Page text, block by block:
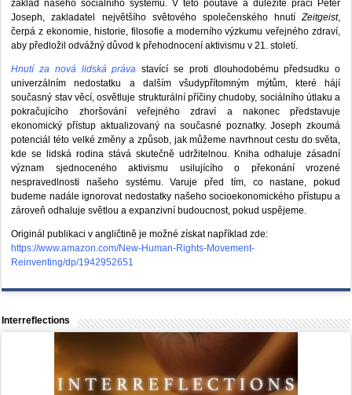
základ našeho sociálního systému. V této poutavé a důležité práci Peter
Joseph, zakladatel největšího světového společenského hnutíZeitgeist,
čerpá z ekonomie, historie, filosofie a moderního výzkumu veřejného zdraví,
aby předložil odvážný důvod k přehodnocení aktivismu v 21. století.
Hnutí za nová lidská práva stavící se proti dlouhodobému předsudku o
univerzálním nedostatku a dalším všudypřítomným mýtům, které hájí
současný stav věcí, osvětluje strukturální příčiny chudoby, sociálního útlaku a
pokračujícího zhoršování veřejného zdraví a nakonec představuje
ekonomický přístup aktualizovaný na současné poznatky. Joseph zkoumá
potenciál této velké změny a způsob, jak můžeme navrhnout cestu do světa,
kde se lidská rodina stává skutečně udržitelnou. Kniha odhaluje zásadní
význam sjednoceného aktivismu usilujícího o překonání vrozené
nespravedlnosti našeho systému. Varuje před tím, co nastane, pokud
budeme nadále ignorovat nedostatky našeho socioekonomického přístupu a
zároveň odhaluje světlou a expanzivní budoucnost, pokud uspějeme.
Originál publikaci v angličtině je možné získat například zde:
https://www.amazon.com/New-Human-Rights-Movement-
Reinventing/dp/1942952651
Interreflections